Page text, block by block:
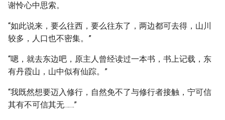
谢怜心中思索。
“如此说来，要么往西，要么往东了，两边都可去得，山川
较多，人口也不密集。”
“嗯，就去东边吧，原主人曾经读过一本书，书上记载，东
有丹霞山，山中似有仙踪。”
“我既然想要迈入修行，自然免不了与修行者接触，宁可信
其有不可信其无……”